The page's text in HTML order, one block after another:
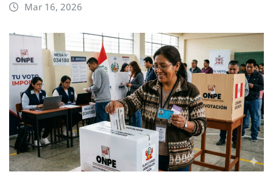
Mar 16, 2026